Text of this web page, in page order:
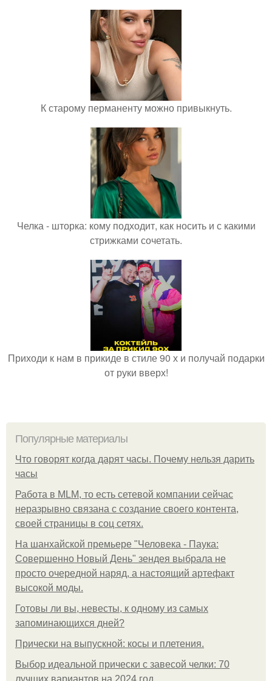
К старому перманенту можно привыкнуть.
Челка - шторка: кому подходит, как носить и с какими
стрижками сочетать.
Приходи к нам в прикиде в стиле 90 х и получай подарки
от руки вверх!
Популярные материалы
Что говорят когда дарят часы. Почему нельзя дарить
часы
Работа в MLM, то есть сетевой компании сейчас
неразрывно связана с создание своего контента,
своей страницы в соц сетях.
На шанхайской премьере "Человека - Паука:
Совершенно Новый День" зендея выбрала не
просто очередной наряд, а настоящий артефакт
высокой моды.
Готовы ли вы, невесты, к одному из самых
запоминающихся дней?
Прически на выпускной: косы и плетения.
Выбор идеальной прически с завесой челки: 70
лучших вариантов на 2024 год